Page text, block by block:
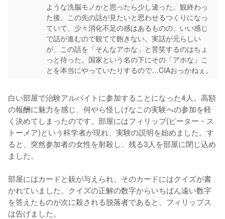
ような洗脳モノかと思ったら少し違った。観終わっ
た後、この先の話が見たいと思わせるつくりになっ
ていて、少々消化不足の感はあるものの、いい感じ
で話が進むので観てて飽きない。実話が元らしい
が、この話を「そんなアホな」と苦笑するのはちょ
っと待った。国家という名の下にその「アホな」こ
とを本当にやっていたりするので…CIAおっかねぇ。
白い部屋で治験アルバイトに参加することになった4人。高額
の報酬に魅力を感じ、何やら怪しげなこの実験への参加を軽
く決めてしまったのです。部屋にはフィリップ(ピーター・ス
トーメア)という科学者が現れ、実験の説明を始めました。す
ると、突然参加者の女性を射殺し、残る3人を部屋に閉じ込め
ました。
部屋にはカードと銃が与えられ、そのカードにはクイズが書
かれていました。クイズの正解の数字からいちばん遠い数字
を答えたものが次に殺される脱落者であると、フィリップス
は告げました。